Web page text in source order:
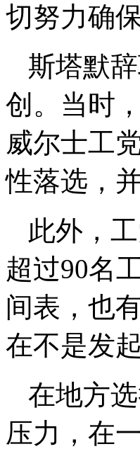
切努力确
斯塔默
创。当时
威尔士工
性落选，
此外，
超过90名
间表，也
在不是发
在地方
压力，在